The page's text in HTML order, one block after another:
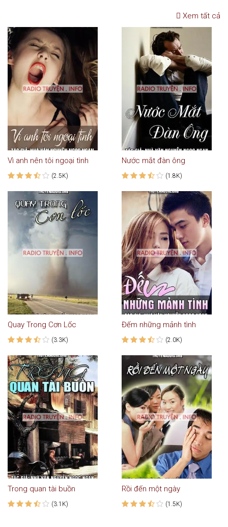
Xem tất cả
Vì anh nên tôi ngoại tình
(2.5K)
Nước mắt đàn ông
(1.8K)
Quay Trong Cơn Lốc
(3.3K)
Đếm những mảnh tình
(2.0K)
Trong quan tài buồn
(3.1K)
Rồi đến một ngày
(1.5K)